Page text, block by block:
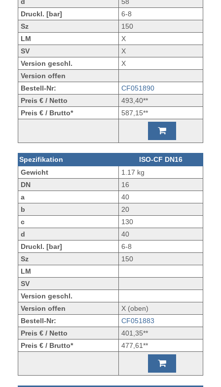
Druckl. [bar]
6-8
Sz
150
LM
X
SV
X
Version geschl.
X
Version offen
Bestell-Nr:
CF051890
Preis € / Netto
493,40**
Preis € / Brutto*
587,15**
Spezifikation
ISO-CF DN16
Gewicht
1.17 kg
DN
16
a
40
b
20
c
130
d
40
Druckl. [bar]
6-8
Sz
150
LM
SV
Version geschl.
Version offen
X (oben)
Bestell-Nr:
CF051883
Preis € / Netto
401,35**
Preis € / Brutto*
477,61**